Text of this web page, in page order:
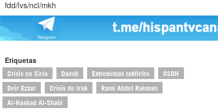
fdd/lvs/ncl/mkh
Etiquetas
Crisis en Siria Daesh Extremistas takfiríes OSDH
Deir Ezzor Crisis de Irak Rami Abdel Rahman
Al-Hashad Al-Shabi